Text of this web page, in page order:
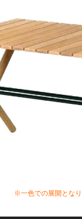
※一色での展開とな